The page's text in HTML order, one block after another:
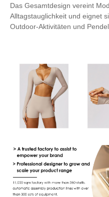
Das Gesamtdesign vereint
Alltagstauglichkeit und eignet
Outdoor-Aktivitäten und